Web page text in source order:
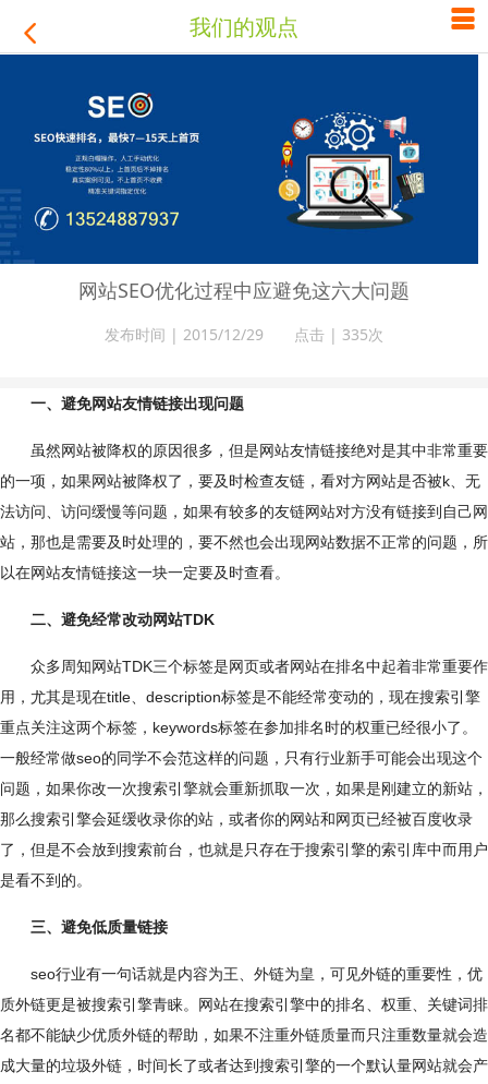
 我们的观点 
网站SEO优化过程中应避免这六大问题
发布时间 | 2015/12/29 点击 | 335次
一、避免网站友情链接出现问题
虽然网站被降权的原因很多，但是网站友情链接绝对是其中非常重要
的一项，如果网站被降权了，要及时检查友链，看对方网站是否被k、无
法访问、访问缓慢等问题，如果有较多的友链网站对方没有链接到自己网
站，那也是需要及时处理的，要不然也会出现网站数据不正常的问题，所
以在网站友情链接这一块一定要及时查看。
二、避免经常改动网站TDK
众多周知网站TDK三个标签是网页或者网站在排名中起着非常重要作
用，尤其是现在title、description标签是不能经常变动的，现在搜索引擎
重点关注这两个标签，keywords标签在参加排名时的权重已经很小了。
一般经常做seo的同学不会范这样的问题，只有行业新手可能会出现这个
问题，如果你改一次搜索引擎就会重新抓取一次，如果是刚建立的新站，
那么搜索引擎会延缓收录你的站，或者你的网站和网页已经被百度收录
了，但是不会放到搜索前台，也就是只存在于搜索引擎的索引库中而用户
是看不到的。
三、避免低质量链接
seo行业有一句话就是内容为王、外链为皇，可见外链的重要性，优
质外链更是被搜索引擎青睐。网站在搜索引擎中的排名、权重、关键词排
名都不能缺少优质外链的帮助，如果不注重外链质量而只注重数量就会造
成大量的垃圾外链，时间长了或者达到搜索引擎的一个默认量网站就会产